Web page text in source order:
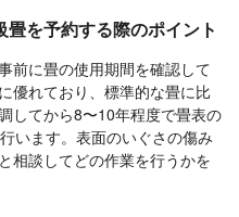
を予約する際のポイント
前に畳の使用期間を確認して
優れており、標準的な畳に比
してから8〜10年程度で畳表の
います。表面のいぐさの傷み
相談してどの作業を行うかを